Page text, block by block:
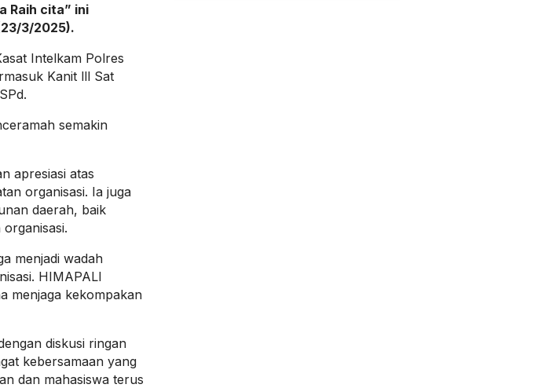
Raih cita” ini
3/2025).
Intelkam Polres
Kanit lll Sat
semakin
apresiasi atas
organisasi. Ia juga
daerah, baik
menjadi wadah
HIMAPALI
menjaga kekompakan
diskusi ringan
kebersamaan yang
dan mahasiswa terus